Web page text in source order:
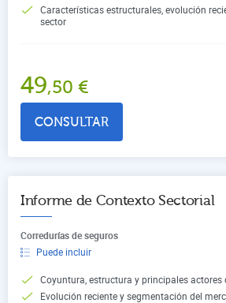
Características estructurales, evolución
sector
49,50 €
CONSULTAR
Informe de Contexto Sectorial
Corredurías de seguros
Puede incluir
Coyuntura, estructura y principales actores
Evolución reciente y segmentación del